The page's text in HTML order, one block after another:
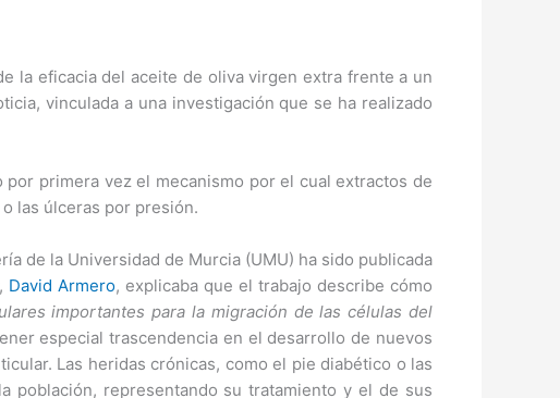
la eficacia del aceite de oliva virgen extra frente a un
vinculada a una investigación que se ha realizado
primera vez el mecanismo por el cual extractos de
las úlceras por presión.
de la Universidad de Murcia (UMU) ha sido publicada
David Armero, explicaba que el trabajo describe cómo
importantes para la migración de las células del
especial trascendencia en el desarrollo de nuevos
Las heridas crónicas, como el pie diabético o las
población, representando su tratamiento y el de sus